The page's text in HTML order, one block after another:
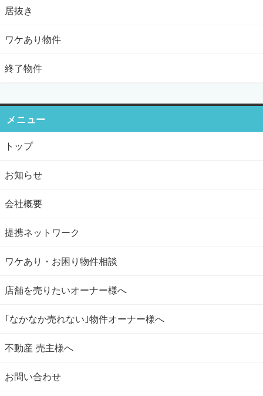
居抜き
ワケあり物件
終了物件
メニュー
トップ
お知らせ
会社概要
提携ネットワーク
ワケあり・お困り物件相談
店舗を売りたいオーナー様へ
｢なかなか売れない｣物件オーナー様へ
不動産 売主様へ
お問い合わせ